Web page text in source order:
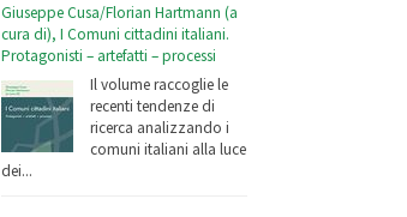
Giuseppe Cusa/Florian Hartmann (a
cura di), I Comuni cittadini italiani.
Protagonisti – artefatti – processi
Il volume raccoglie le
recenti tendenze di
ricerca analizzando i
comuni italiani alla luce
dei...